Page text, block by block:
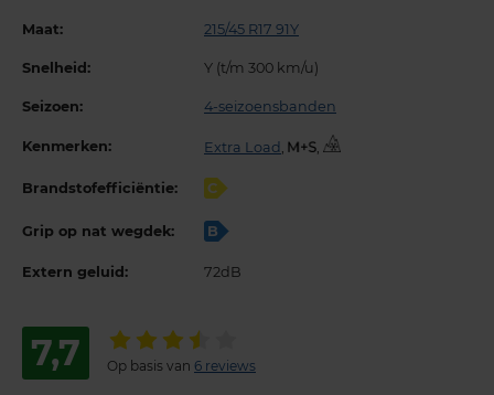
Maat: 215/45 R17 91Y
Snelheid: Y (t/m 300 km/u)
Seizoen: 4-seizoensbanden
Kenmerken: Extra Load ,
Brandstofefficiëntie: C
Grip op nat wegdek: B
Extern geluid: 72dB
7,7 Op basis van 6 reviews